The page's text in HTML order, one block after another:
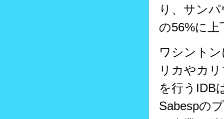
り、サン
の56%に
ワシント
リカやカ
を行うIDB
Sabespの